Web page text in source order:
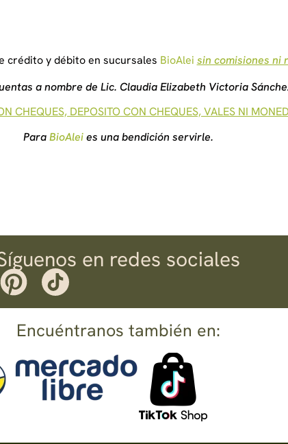
crédito y débito en sucursales BioAlei sin comisiones ni
a nombre de Lic. Claudia Elizabeth Victoria
CHEQUES, DEPOSITO CON CHEQUES, VALES NI
ParaBioAleies una bendición servirle.
en redes sociales
Encuéntranos también en: